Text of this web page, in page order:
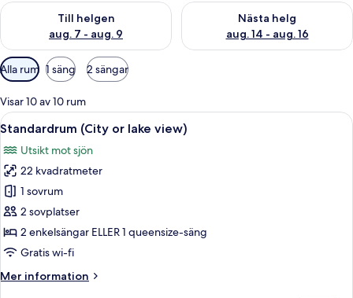
Till helgen
aug. 7 - aug. 9
Kontrollera tillgängligheten för den här helgen aug. 7 - aug. 9
Nästa helg
aug. 14 - aug. 16
Kontrollera tillgängligheten
Tillgängliga
filter
för
rum
Alla rum 1 säng 2 sängar
Visar 10 av 10 rum
Öppna
alla
foton
för
Standardrum
(City
or
lake
Ett hotellrum med en stor säng, ett
15
Standardrum (City or lake view)
Utsikt mot sjön
22 kvadratmeter
1 sovrum
2 sovplatser
2 enkelsängar ELLER 1 queensize-säng
Gratis wi-fi
Mer information
Mer